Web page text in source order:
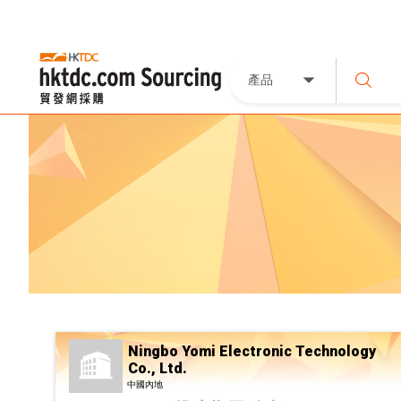
產品
Ningbo Yomi Electronic Technology
Co., Ltd.
中國內地